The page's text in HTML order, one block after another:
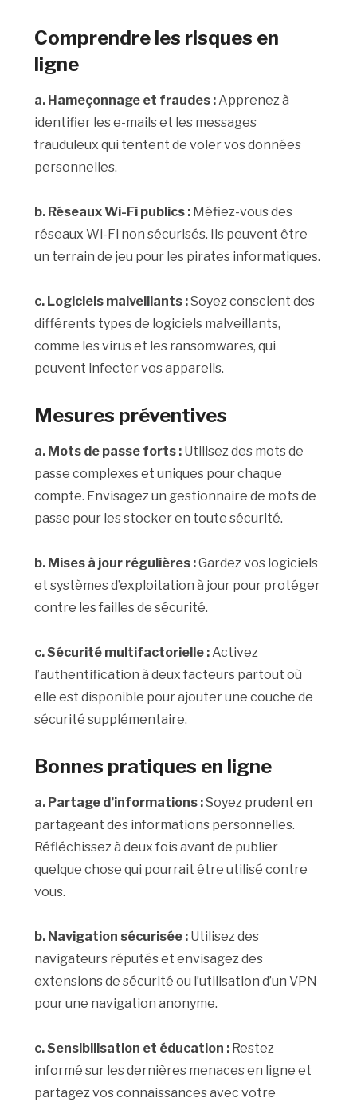
Comprendre les risques en
ligne
a. Hameçonnage et fraudes :Apprenez à
identifier les e-mails et les messages
frauduleux qui tentent de voler vos données
personnelles.
b. Réseaux Wi-Fi publics : Méfiez-vous des
réseaux Wi-Fi non sécurisés. Ils peuvent être
un terrain de jeu pour les pirates informatiques.
c. Logiciels malveillants :Soyez conscient des
différents types de logiciels malveillants,
comme les virus et les ransomwares, qui
peuvent infecter vos appareils.
Mesures préventives
a. Mots de passe forts : Utilisez des mots de
passe complexes et uniques pour chaque
compte. Envisagez un gestionnaire de mots de
passe pour les stocker en toute sécurité.
b. Mises à jour régulières :Gardez vos logiciels
et systèmes d’exploitation à jour pour protéger
contre les failles de sécurité.
c. Sécurité multifactorielle :Activez
l’authentification à deux facteurs partout où
elle est disponible pour ajouter une couche de
sécurité supplémentaire.
Bonnes pratiques en ligne
a. Partage d’informations :Soyez prudent en
partageant des informations personnelles.
Réfléchissez à deux fois avant de publier
quelque chose qui pourrait être utilisé contre
vous.
b. Navigation sécurisée : Utilisez des
navigateurs réputés et envisagez des
extensions de sécurité ou l’utilisation d’un VPN
pour une navigation anonyme.
c. Sensibilisation et éducation : Restez
informé sur les dernières menaces en ligne et
partagez vos connaissances avec votre